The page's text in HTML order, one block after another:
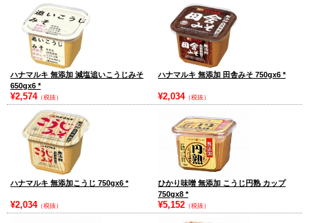
ハナマルキ 無添加 減塩追いこうじみそ
650gx6 *
¥2,574（税抜）
ハナマルキ 無添加 田舎みそ 750gx6 *
¥2,034（税抜）
ハナマルキ 無添加こうじ 750gx6 *
¥2,034（税抜）
ひかり味噌 無添加 こうじ円熟 カップ
750gx8 *
¥5,152 （税抜）